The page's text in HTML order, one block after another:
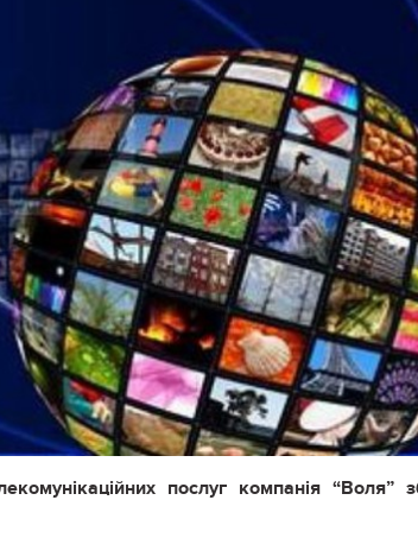
послуг компанія “Воля”